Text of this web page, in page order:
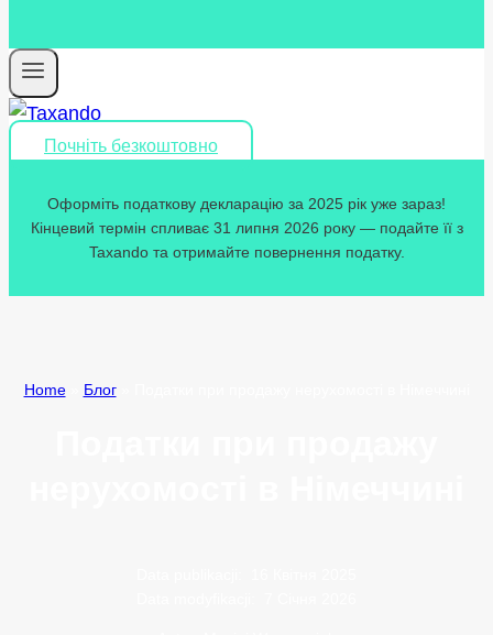
Почніть безкоштовно
Оформіть податкову декларацію за 2025 рік уже зараз!
Кінцевий термін спливає 31 липня 2026 року — подайте її з
Taxando та отримайте повернення податку.
Home» Блог»